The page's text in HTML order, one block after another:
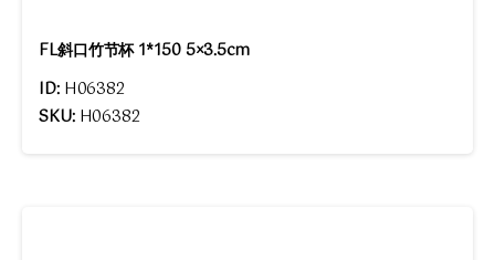
FL斜口竹节杯 1*150 5×3.5cm
ID: H06382
SKU: H06382